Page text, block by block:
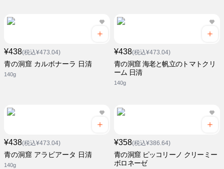
¥438(税込¥473.04)
青の洞窟 カルボナーラ 日清
140g
¥438(税込¥473.04)
青の洞窟 海老と帆立のトマトクリ
ーム 日清
140g
¥438(税込¥473.04)
青の洞窟 アラビアータ 日清
140g
¥358(税込¥386.64)
青の洞窟 ピッコリーノ クリーミー
ボロネーゼ